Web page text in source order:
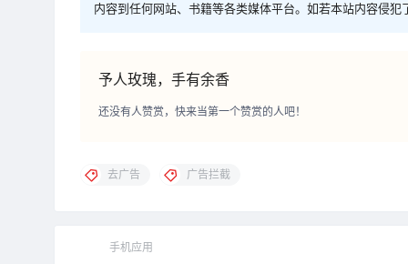
内容到任何网站、书籍等各类媒体平台。如若本站内容侵
予人玫瑰，手有余香
还没有人赞赏，快来当第一个赞赏的人吧！
去广告 广告拦截
手机应用